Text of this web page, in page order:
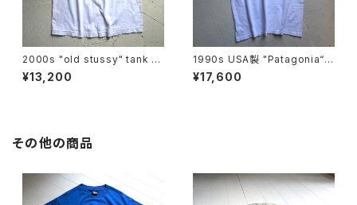
2000s "old stussy" tank to
p
¥13,200
1990s USA製 "Patagonia“ b
eneficial S/S T-shirt
¥17,600
その他の商品